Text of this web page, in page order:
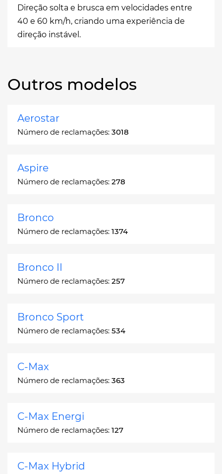
Direção solta e brusca em velocidades entre
40 e 60 km/h, criando uma experiência de
direção instável.
Outros modelos
Aerostar
Número de reclamações: 3018
Aspire
Número de reclamações: 278
Bronco
Número de reclamações: 1374
Bronco II
Número de reclamações: 257
Bronco Sport
Número de reclamações: 534
C-Max
Número de reclamações: 363
C-Max Energi
Número de reclamações: 127
C-Max Hybrid